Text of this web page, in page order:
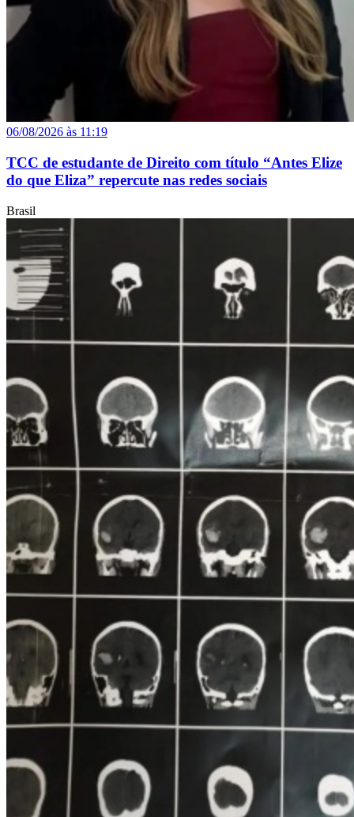
06/08/2026 às 11:19
TCC de estudante de Direito com título “Antes Elize
do que Eliza” repercute nas redes sociais
Brasil